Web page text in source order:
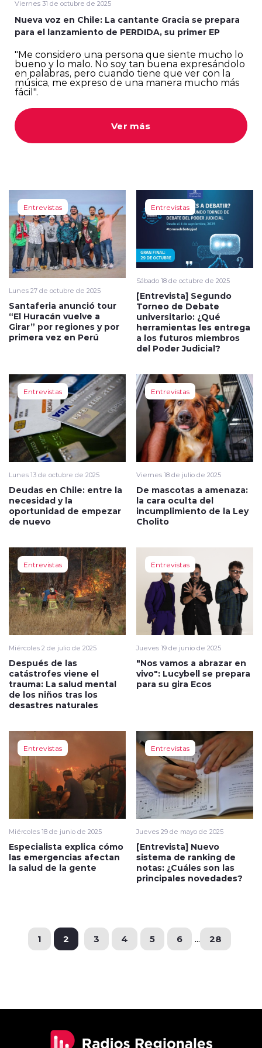
modo claro
Viernes 31 de octubre de 2025
Nueva voz en Chile: La cantante Gracia se prepara
para el lanzamiento de PERDIDA, su primer EP
"Me considero una persona que siente mucho lo
bueno y lo malo. No soy tan buena expresándolo
en palabras, pero cuando tiene que ver con la
música, me expreso de una manera mucho más
fácil".
Ver más
Entrevistas
Lunes 27 de octubre de 2025
Santaferia anunció tour
“El Huracán vuelve a
Girar” por regiones y por
primera vez en Perú
Entrevistas
Sábado 18 de octubre de 2025
[Entrevista] Segundo
Torneo de Debate
universitario: ¿Qué
herramientas les entrega
a los futuros miembros
del Poder Judicial?
Entrevistas
Lunes 13 de octubre de 2025
Deudas en Chile: entre la
necesidad y la
oportunidad de empezar
de nuevo
Entrevistas
Viernes 18 de julio de 2025
De mascotas a amenaza:
la cara oculta del
incumplimiento de la Ley
Cholito
Entrevistas
Miércoles 2 de julio de 2025
Después de las
catástrofes viene el
trauma: La salud mental
de los niños tras los
desastres naturales
Entrevistas
Jueves 19 de junio de 2025
"Nos vamos a abrazar en
vivo": Lucybell se prepara
para su gira Ecos
Entrevistas
Miércoles 18 de junio de 2025
Especialista explica cómo
las emergencias afectan
la salud de la gente
Entrevistas
Jueves 29 de mayo de 2025
[Entrevista] Nuevo
sistema de ranking de
notas: ¿Cuáles son las
principales novedades?
1 2 3 4 5 6 ... 28